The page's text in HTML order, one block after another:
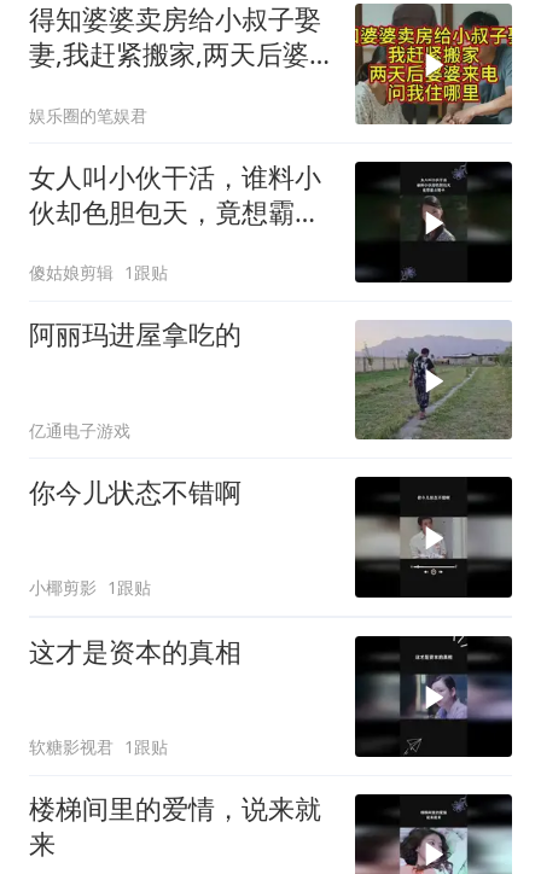
得知婆婆卖房给小叔子娶
妻,我赶紧搬家,两天后婆
娱乐圈的笔娱君
女人叫小伙干活，谁料小
伙却色胆包天，竟想霸占
傻姑娘剪辑 1跟贴
阿丽玛进屋拿吃的
亿通电子游戏
你今儿状态不错啊
小椰剪影 1跟贴
这才是资本的真相
软糖影视君 1跟贴
楼梯间里的爱情，说来就
来